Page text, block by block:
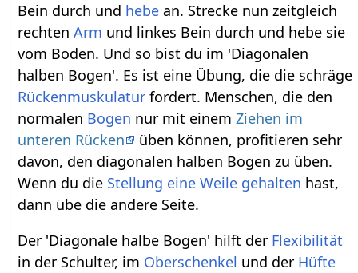
Bein durch und hebe an. Strecke nun zeitgleich
rechtenArm und linkes Bein durch und hebe sie
vom Boden. Und so bist du im 'Diagonalen
halben Bogen'. Es ist eine Übung, die die schräge
Rückenmuskulatur fordert. Menschen, die den
normalen Bogen nur mit einemZiehen im
unteren Rücken
üben können, profitieren sehr
davon, den diagonalen halben Bogen zu üben.
Wenn du die Stellung eine Weile gehalten hast,
dann übe die andere Seite.
Der 'Diagonale halbe Bogen' hilft der Flexibilität
in der Schulter, im Oberschenkel und der Hüfte